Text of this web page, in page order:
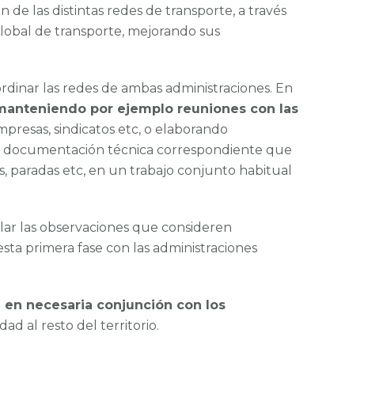
las distintas redes de transporte, a través
de transporte, mejorando sus
las redes de ambas administraciones. En
por ejemplo reuniones con las
sindicatos etc, o elaborando
documentación técnica correspondiente que
paradas etc, en un trabajo conjunto habitual
las observaciones que consideren
primera fase con las administraciones
necesaria conjunción con los
al resto del territorio.